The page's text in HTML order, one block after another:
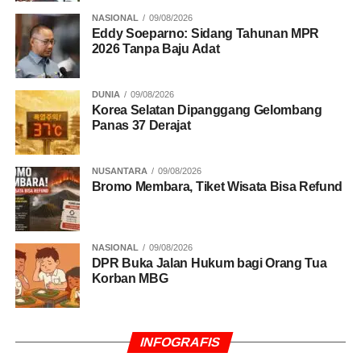
UP NEXT
Lima Kecamatan di Lebak Porak-Poranda
Diterjang Banjir
DON'T MISS
Smansa Mimika Cukur SMAN 4 Tanpa Ampun di
Goldstone
NASIONAL 09/08/2026
Eddy Soeparno: Sidang Tahunan MPR
2026 Tanpa Baju Adat
DUNIA 09/08/2026
Korea Selatan Dipanggang Gelombang
Panas 37 Derajat
NUSANTARA 09/08/2026
Bromo Membara, Tiket Wisata Bisa Refund
NASIONAL 09/08/2026
DPR Buka Jalan Hukum bagi Orang Tua
Korban MBG
INFOGRAFIS